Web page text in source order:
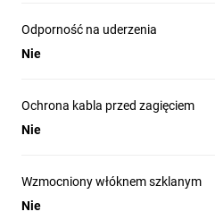
Odporność na uderzenia
Nie
Ochrona kabla przed zagięciem
Nie
Wzmocniony włóknem szklanym
Nie